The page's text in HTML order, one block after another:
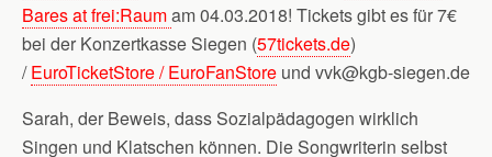
Bares at frei:Raumam 04.03.2018! Tickets gibt es für 7€
bei der Konzertkasse Siegen (57tickets.de)
/EuroTicketStore / EuroFanStore und vvk@kgb-siegen.de
Sarah, der Beweis, dass Sozialpädagogen wirklich
Singen und Klatschen können. Die Songwriterin selbst